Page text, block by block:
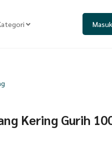
Kering Gurih